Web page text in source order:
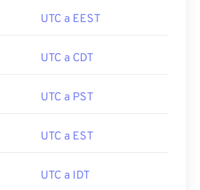
UTC a EEST
UTC a CDT
UTC a PST
UTC a EST
UTC a IDT